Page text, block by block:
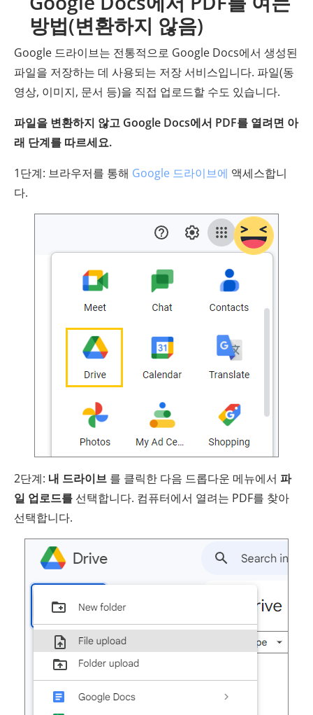
방법(변환하지 않음)
Google 드라이브는 전통적으로 Google Docs에서 생성된
파일을 저장하는 데 사용되는 저장 서비스입니다. 파일(동
영상, 이미지, 문서 등)을 직접 업로드할 수도 있습니다.
파일을 변환하지 않고 Google Docs에서 PDF를 열려면 아
래 단계를 따르세요.
1단계: 브라우저를 통해 Google 드라이브에 액세스합니
다.
2단계: 내 드라이브 를 클릭한 다음 드롭다운 메뉴에서 파
일 업로드를 선택합니다. 컴퓨터에서 열려는 PDF를 찾아
선택합니다.